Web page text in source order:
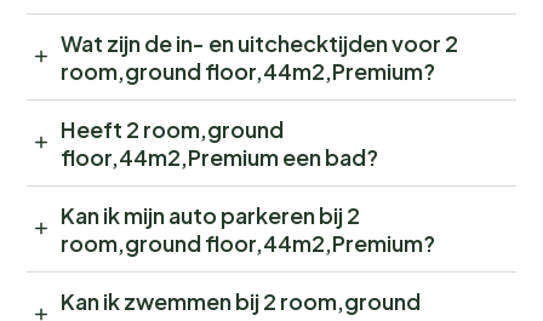
Wat zijn de in- en uitchecktijden voor 2
room,ground floor,44m2,Premium?
Heeft 2 room,ground
floor,44m2,Premium een bad?
Kan ik mijn auto parkeren bij 2
room,ground floor,44m2,Premium?
Kan ik zwemmen bij 2 room,ground